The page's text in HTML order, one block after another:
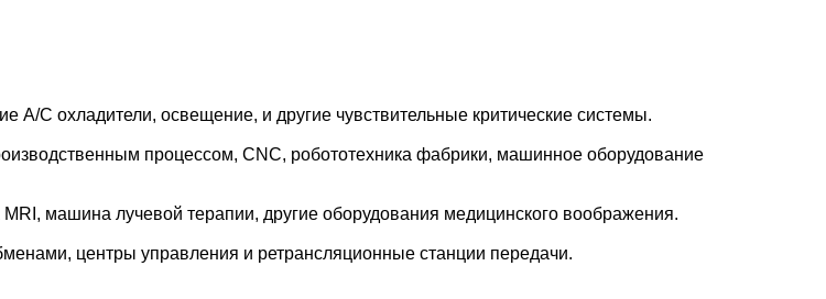
C охладители, освещение, и другие чувствительные критические системы.
процессом, CNC, робототехника фабрики, машинное оборудование
MRI, машина лучевой терапии, другие оборудования медицинского воображения.
центры управления и ретрансляционные станции передачи.